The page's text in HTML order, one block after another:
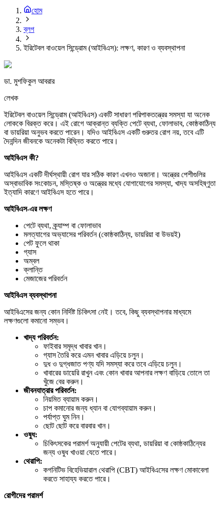
হোম
ব্লগ
ইরিটেবল বাওয়েল সিন্ড্রোম (আইবিএস): লক্ষণ, কারণ ও ব্যবস্থাপনা
ডা. মুশফিকুল আবরার
লেখক
ইরিটেবল বাওয়েল সিন্ড্রোম (আইবিএস) একটি সাধারণ পরিপাকতন্ত্রের সমস্যা যা অনেক
লোককে বিরক্ত করে। এই রোগে আক্রান্ত ব্যক্তি পেটে ব্যথা, ফোলাভাব, কোষ্ঠকাঠিন্য
বা ডায়রিয়া অনুভব করতে পারেন। যদিও আইবিএস একটি গুরুতর রোগ নয়, তবে এটি
দৈনন্দিন জীবনকে অনেকটা বিঘ্নিত করতে পারে।
আইবিএসকী?
আইবিএস একটি দীর্ঘস্থায়ী রোগ যার সঠিক কারণ এখনও অজানা। অন্ত্রের পেশীগুলির
অস্বাভাবিক সংকোচন, মস্তিষ্ক ও অন্ত্রের মধ্যে যোগাযোগের সমস্যা, খাদ্য অসহিষ্ণুতা
ইত্যাদি কারণে আইবিএস হতে পারে।
আইবিএস-এরলক্ষণ
পেটে ব্যথা, ক্র্যাম্প বা ফোলাভাব
মলত্যাগের অভ্যাসের পরিবর্তন (কোষ্ঠকাঠিন্য, ডায়রিয়া বা উভয়ই)
পেট ফুলে থাকা
গ্যাস
অম্বল
ক্লান্তি
মেজাজের পরিবর্তন
আইবিএসব্যবস্থাপনা
আইবিএসের জন্য কোন নির্দিষ্ট চিকিৎসা নেই। তবে, কিছু ব্যবস্থাপনার মাধ্যমে
লক্ষণগুলো কমানো সম্ভব।
খাদ্যপরিবর্তন:
ফাইবার সমৃদ্ধ খাবার খান।
গ্যাস তৈরি করে এমন খাবার এড়িয়ে চলুন।
দুধ ও দুগ্ধজাত পণ্য যদি সমস্যা করে তবে এড়িয়ে চলুন।
খাবারের ডায়েরি রাখুন এবং কোন খাবার আপনার লক্ষণ বাড়িয়ে তোলে তা
খুঁজে বের করুন।
জীবনযাত্রারপরিবর্তন:
নিয়মিত ব্যায়াম করুন।
চাপ কমানোর জন্য ধ্যান বা যোগব্যায়াম করুন।
পর্যাপ্ত ঘুম নিন।
ছোট ছোট করে বারবার খান।
ওষুধ:
চিকিৎসকের পরামর্শ অনুযায়ী পেটের ব্যথা, ডায়রিয়া বা কোষ্ঠকাঠিন্যের
জন্য ওষুধ খাওয়া যেতে পারে।
থেরাপি:
কগনিটিভ বিহেভিয়ারাল থেরাপি (CBT) আইবিএসের লক্ষণ মোকাবেলা
করতে সাহায্য করতে পারে।
রোগীদেরপরামর্শ